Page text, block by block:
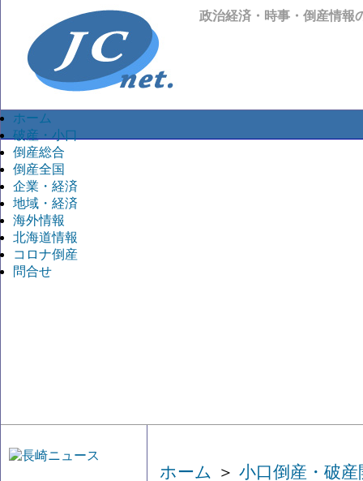
政治経済・時事・倒産情報
ホーム
破産・小口
倒産総合
倒産全国
企業・経済
地域・経済
海外情報
北海道情報
コロナ倒産
問合せ
ホーム ＞ 小口倒産・破産